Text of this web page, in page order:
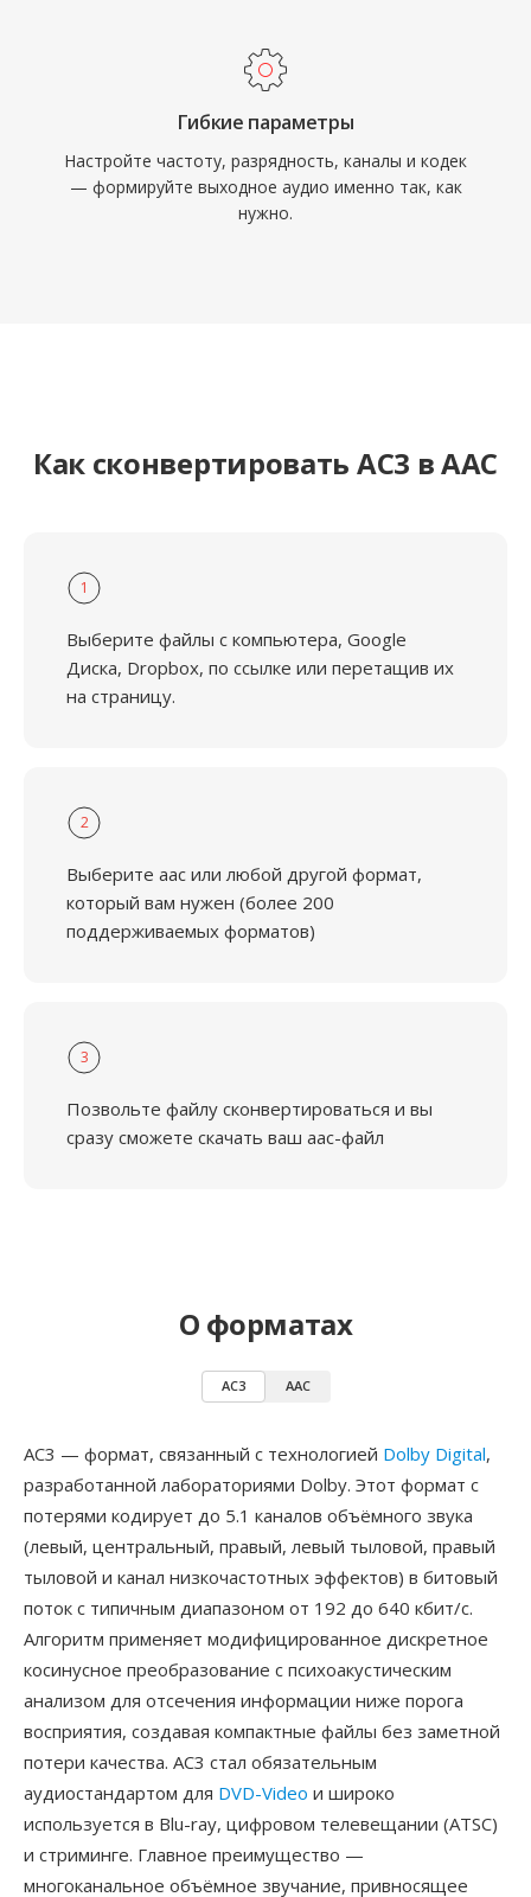
Гибкие параметры
Настройте частоту, разрядность, каналы и кодек
— формируйте выходное аудио именно так, как
нужно.
Как сконвертировать AC3 в AAC
1
Выберите файлы с компьютера, Google
Диска, Dropbox, по ссылке или перетащив их
на страницу.
2
Выберите aac или любой другой формат,
который вам нужен (более 200
поддерживаемых форматов)
3
Позвольте файлу сконвертироваться и вы
сразу сможете скачать ваш aac-файл
О форматах
AC3 AAC
AC3 — формат, связанный с технологией Dolby Digital,
разработанной лабораториями Dolby. Этот формат с
потерями кодирует до 5.1 каналов объёмного звука
(левый, центральный, правый, левый тыловой, правый
тыловой и канал низкочастотных эффектов) в битовый
поток с типичным диапазоном от 192 до 640 кбит/с.
Алгоритм применяет модифицированное дискретное
косинусное преобразование с психоакустическим
анализом для отсечения информации ниже порога
восприятия, создавая компактные файлы без заметной
потери качества. AC3 стал обязательным
аудиостандартом для DVD-Video и широко
используется в Blu-ray, цифровом телевещании (ATSC)
и стриминге. Главное преимущество —
многоканальное объёмное звучание, привносящее